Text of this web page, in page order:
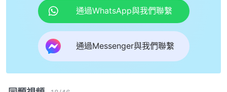
通過WhatsApp與我們聯繫
通過Messenger與我們聯繫